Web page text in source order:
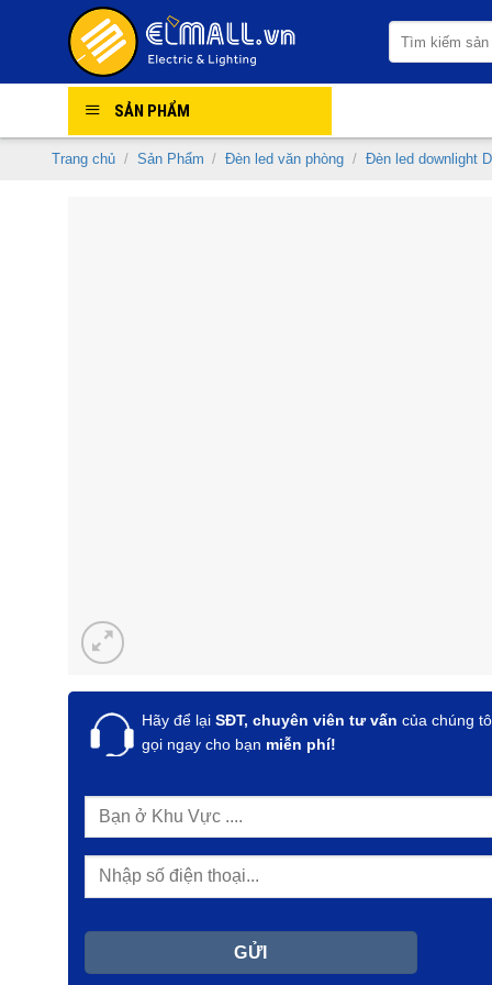
kiếm:
SẢN PHẨM
Trang chủ / Sản Phẩm / Đèn led văn phòng / Đèn led downlight
Hãy để lại SĐT, chuyên viên tư vấn của chúng
gọi ngay cho bạn miễn phí!